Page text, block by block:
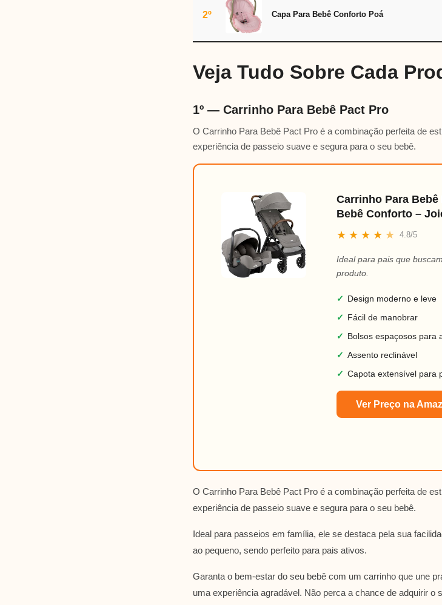
2º Capa Para Bebê Conforto Poá
Veja Tudo Sobre Cada
1º — Carrinho Para Bebê Pact Pro
O Carrinho Para Bebê Pact Pro é a combinação perfeita de
experiência de passeio suave e segura para o seu bebê.
Carrinho Para
Bebê Conforto –
★ ★ ★ ★ ★ 4.8/5
Ideal para pais que
produto.
✓ Design moderno e leve
✓ Fácil de manobrar
✓ Bolsos espaçosos para
✓ Assento reclinável
✓ Capota extensível para
Ver Preço na
O Carrinho Para Bebê Pact Pro é a combinação perfeita de
experiência de passeio suave e segura para o seu bebê.
Ideal para passeios em família, ele se destaca pela sua
ao pequeno, sendo perfeito para pais ativos.
Garanta o bem-estar do seu bebê com um carrinho que une
uma experiência agradável. Não perca a chance de adquirir o